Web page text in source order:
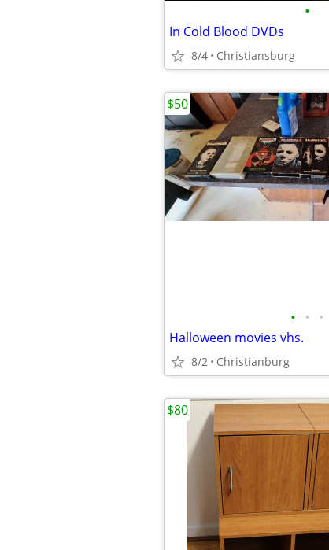
•
In Cold Blood DVDs
8/4 Christiansburg
• • •
Halloween movies vhs.
8/2 Christianburg
$50
$80